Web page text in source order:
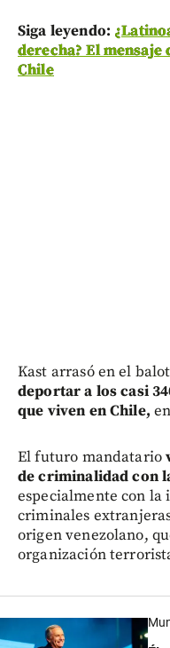
Siga leyendo:
derecha? El
Chile
Kast arrasó en el
deportar a los casi
que viven en Chile,
El futuro mandatario
de criminalidad con
especialmente con la
criminales
origen venezolano,
organización